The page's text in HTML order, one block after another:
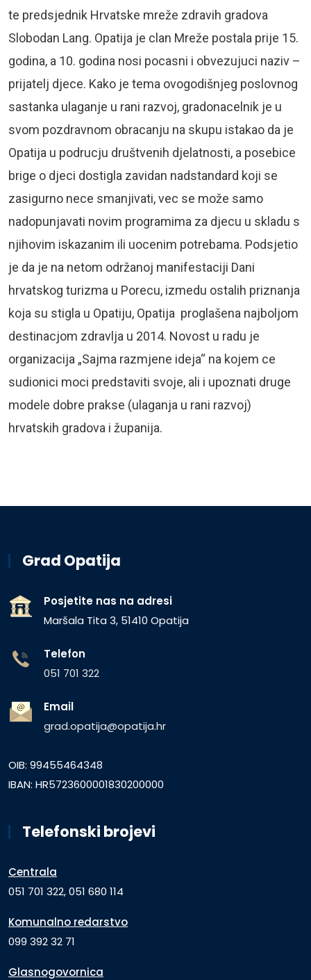
te predsjednik Hrvatske mreže zdravih gradova
Slobodan Lang. Opatija je clan Mreže postala prije 15.
godina, a 10. godina nosi pocasni i obvezujuci naziv –
prijatelj djece. Kako je tema ovogodišnjeg poslovnog
sastanka ulaganje u rani razvoj, gradonacelnik je u
svom pozdravnom obracanju na skupu istakao da je
Opatija u podrucju društvenih djelatnosti, a posebice
brige o djeci dostigla zavidan nadstandard koji se
zasigurno nece smanjivati, vec se može samo
nadopunjavati novim programima za djecu u skladu s
njihovim iskazanim ili uocenim potrebama. Podsjetio
je da je na netom održanoj manifestaciji Dani
hrvatskog turizma u Porecu, izmedu ostalih priznanja
koja su stigla u Opatiju, Opatija proglašena najboljom
destinacjom zdravlja u 2014. Novost u radu je
organizacija „Sajma razmjene ideja“ na kojem ce
sudionici moci predstaviti svoje, ali i upoznati druge
modele dobre prakse (ulaganja u rani razvoj)
hrvatskih gradova i županija.
Grad Opatija
Posjetite nas na adresi
Maršala Tita 3, 51410 Opatija
Telefon
051 701 322
Email
grad.opatija@opatija.hr
OIB: 99455464348
IBAN: HR5723600001830200000
Telefonski brojevi
Centrala
051 701 322, 051 680 114
Komunalno redarstvo
099 392 32 71
Glasnogovornica